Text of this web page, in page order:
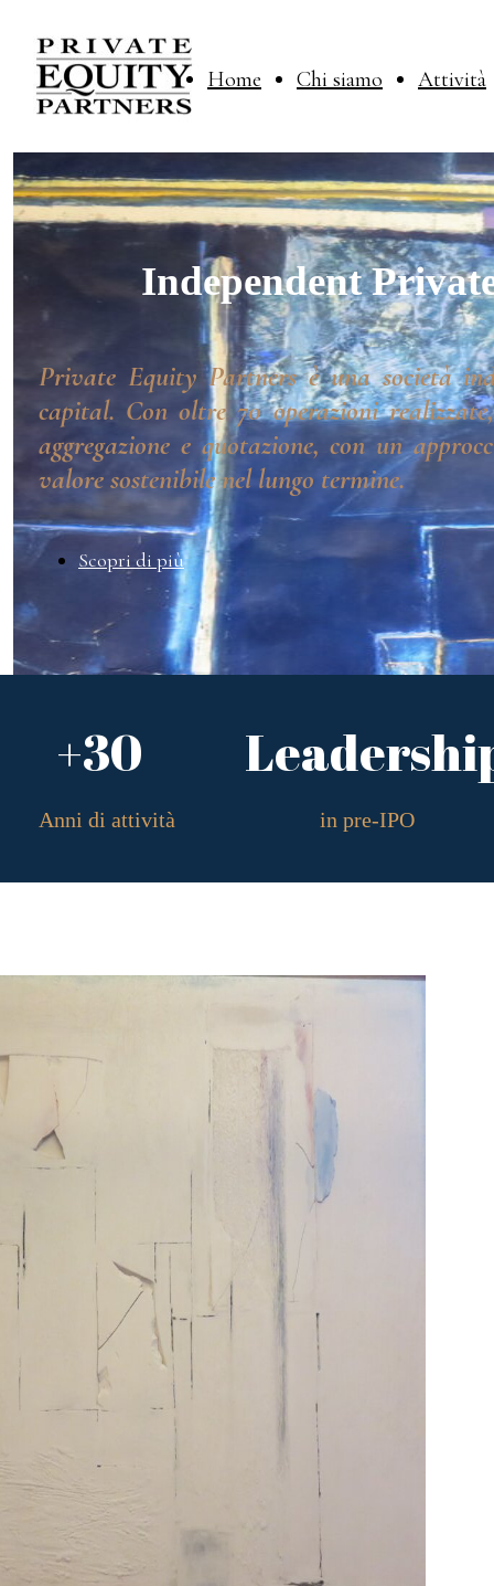
Home Chi siamo Attività
Independent
Private Equity Partners è una società
capital. Con oltre 70 operazioni
aggregazione e quotazione, con un
valore sostenibile nel lungo termine.
Scopri di più
+30
in pre-IPO
Anni di attività